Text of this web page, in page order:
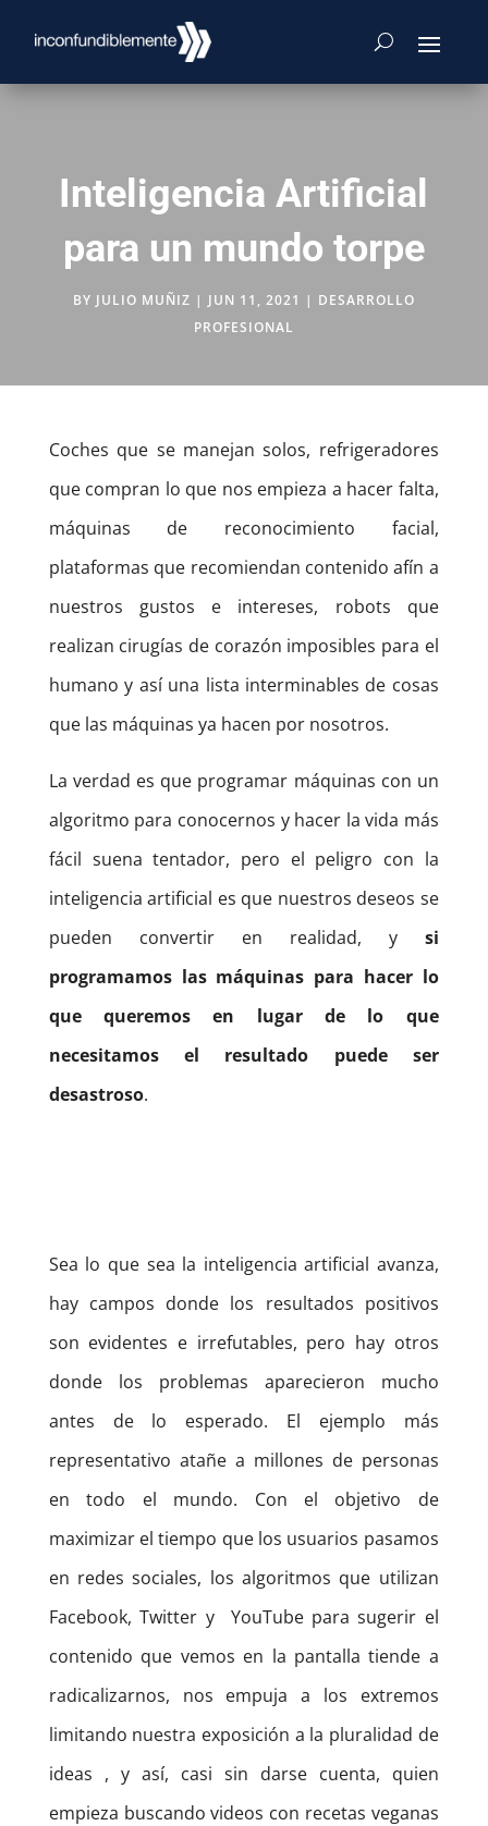
Inteligencia Artificial
para un mundo torpe
BY JULIO MUÑIZ | JUN 11, 2021 | DESARROLLO
PROFESIONAL
Coches que se manejan solos, refrigeradores
que compran lo que nos empieza a hacer falta,
máquinas de reconocimiento facial,
plataformas que recomiendan contenido afín a
nuestros gustos e intereses, robots que
realizan cirugías de corazón imposibles para el
humano y así una lista interminables de cosas
que las máquinas ya hacen por nosotros.
La verdad es que programar máquinas con un
algoritmo para conocernos y hacer la vida más
fácil suena tentador, pero el peligro con la
inteligencia artificial es que nuestros deseos se
pueden convertir en realidad, y si
programamos las máquinas para hacer lo
que queremos en lugar de lo que
necesitamos el resultado puede ser
desastroso.
Sea lo que sea la inteligencia artificial avanza,
hay campos donde los resultados positivos
son evidentes e irrefutables, pero hay otros
donde los problemas aparecieron mucho
antes de lo esperado. El ejemplo más
representativo atañe a millones de personas
en todo el mundo. Con el objetivo de
maximizar el tiempo que los usuarios pasamos
en redes sociales, los algoritmos que utilizan
Facebook, Twitter y YouTube para sugerir el
contenido que vemos en la pantalla tiende a
radicalizarnos, nos empuja a los extremos
limitando nuestra exposición a la pluralidad de
ideas , y así, casi sin darse cuenta, quien
empieza buscando videos con recetas veganas